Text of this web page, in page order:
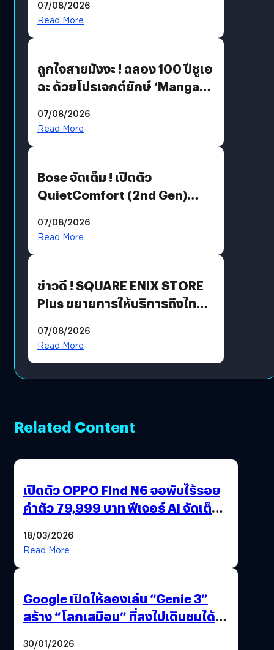
07/08/2026
Read More
ถูกใจสายมังงะ ! ฉลอง 100 ปีชูเอ
ฉะ ด้วยโปรเจกต์ยักษ์ ‘Manga
มีภาษาไทยด้วย
07/08/2026
Read More
Bose จัดเต็ม ! เปิดตัว
QuietComfort (2nd Gen)
07/08/2026
Read More
ข่าวดี ! SQUARE ENIX STORE
Plus ขยายการให้บริการถึงไทย
โดยตรง
07/08/2026
Read More
Related Content
เปิดตัว OPPO Find N6 จอพับไร้รอย
ค่าตัว 79,999 บาท ฟีเจอร์ AI จัดเต็ม
18/03/2026
Read More
Google เปิดให้ลองเล่น “Genie 3”
สร้าง “โลกเสมือน” ที่ลงไปเดินชมได้
30/01/2026